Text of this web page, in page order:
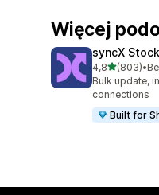
Więcej
syncX
4,8na 5(803)
Łączna liczba
•
Bulk update,
connections
Built for